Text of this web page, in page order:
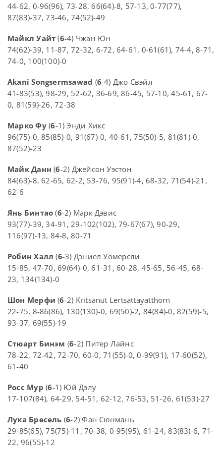
44-62, 0-96(96), 73-28, 66(64)-8, 57-13, 0-77(77),
87(83)-37, 73-46, 74(52)-49
Майкл Уайт (6-4) Чжан Юн
74(62)-39, 11-87, 72-32, 6-72, 64-61, 0-61(61), 74-4, 8-71,
74-0, 100(100)-0
Akani Songsermsawad (6-4) Джо Свэйл
41-83(53), 98-29, 52-62, 36-69, 86-45, 57-10, 45-61, 67-
0, 81(59)-26, 72-38
Марко Фу(6-1) Энди Хикс
96(75)-0, 85(85)-0, 91(67)-0, 40-61, 75(50)-5, 81(81)-0,
87(52)-23
Майк Данн (6-2) Джейсон Уэстон
84(63)-8, 62-65, 62-2, 53-76, 95(91)-4, 68-32, 71(54)-21,
62-6
Янь Бинтао (6-2) Марк Дэвис
93(77)-39, 34-91, 29-102(102), 79-67(67), 90-29,
116(97)-13, 84-8, 80-71
Робин Халл (6-3) Дэниел Уомерсли
15-85, 47-70, 69(64)-0, 61-31, 60-28, 45-65, 56-45, 68-
23, 134(134)-0
Шон Мерфи (6-2) Kritsanut Lertsattayatthorn
22-75, 8-86(86), 130(130)-0, 69(50)-2, 84(84)-0, 82(59)-5,
93-37, 69(55)-19
Стюарт Бинэм (6-2) Питер Лайнс
78-22, 72-42, 72-70, 60-0, 71(55)-0, 0-99(91), 17-60(52),
61-40
Росс Мур (6-1) Юй Дэлу
17-107(84), 64-29, 54-51, 62-12, 76-53, 51-26, 61(53)-27
Лука Бресель (6-2) Фан Сюнмань
29-85(65), 75(75)-11, 70-38, 0-95(95), 61-24, 83(83)-6, 71-
22, 96(55)-12